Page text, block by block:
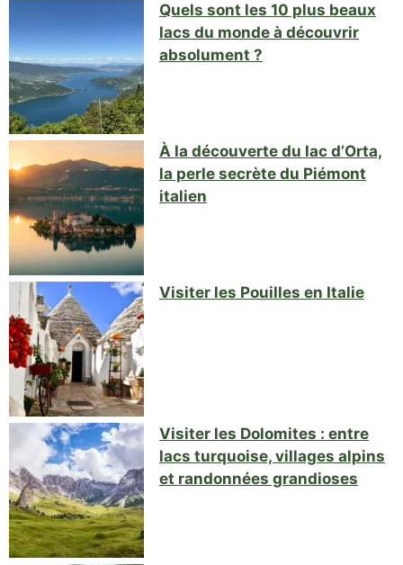
Quels sont les 10 plus beaux
lacs du monde à découvrir
absolument ?
À la découverte du lac d’Orta,
la perle secrète du Piémont
italien
Visiter les Pouilles en Italie
Visiter les Dolomites : entre
lacs turquoise, villages alpins
et randonnées grandioses